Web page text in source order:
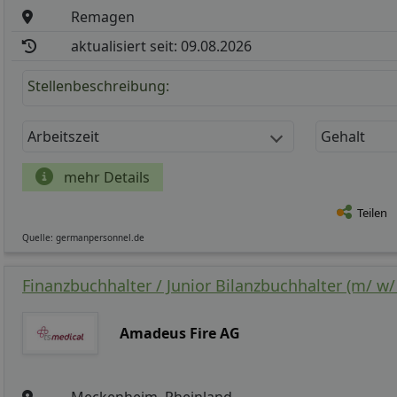
Remagen
aktualisiert seit: 09.08.2026
Stellenbeschreibung:
Arbeitszeit Gehalt
mehr Details
Teilen
Quelle: germanpersonnel.de
Finanzbuchhalter / Junior Bilanzbuchhalter (m/
Amadeus Fire AG